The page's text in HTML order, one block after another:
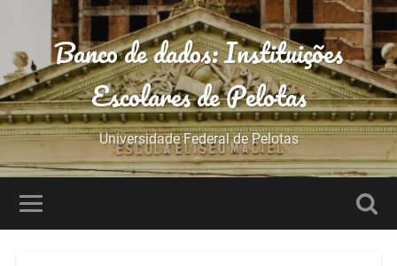
Banco de dados: Instituições
Escolares de Pelotas
Universidade Federal de Pelotas